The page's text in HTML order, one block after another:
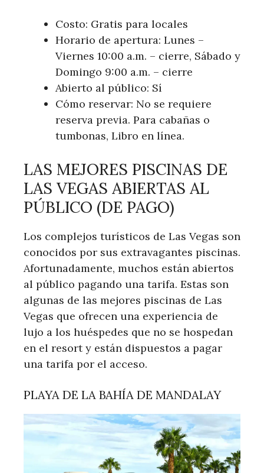
Costo: Gratis para locales
Horario de apertura: Lunes –
Viernes 10:00 a.m. – cierre, Sábado y
Domingo 9:00 a.m. – cierre
Abierto al público: Sí
Cómo reservar: No se requiere
reserva previa. Para cabañas o
tumbonas, Libro en línea.
LAS MEJORES PISCINAS DE
LAS VEGAS ABIERTAS AL
PÚBLICO (DE PAGO)
Los complejos turísticos de Las Vegas son
conocidos por sus extravagantes piscinas.
Afortunadamente, muchos están abiertos
al público pagando una tarifa. Estas son
algunas de las mejores piscinas de Las
Vegas que ofrecen una experiencia de
lujo a los huéspedes que no se hospedan
en el resort y están dispuestos a pagar
una tarifa por el acceso.
PLAYA DE LA BAHÍA DE MANDALAY